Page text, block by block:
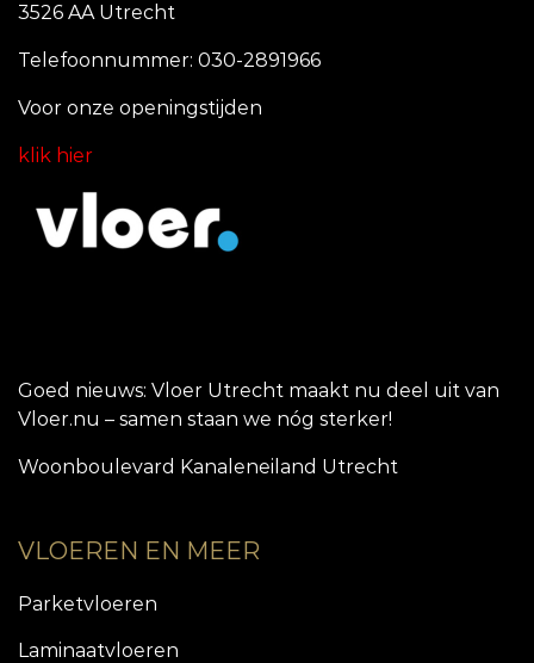
3526 AA Utrecht
Telefoonnummer: 030-2891966
Voor onze openingstijden
klik hier
Goed nieuws: Vloer Utrecht maakt nu deel uit van
Vloer.nu – samen staan we nóg sterker!
Woonboulevard Kanaleneiland Utrecht
VLOEREN EN MEER
Parketvloeren
Laminaatvloeren